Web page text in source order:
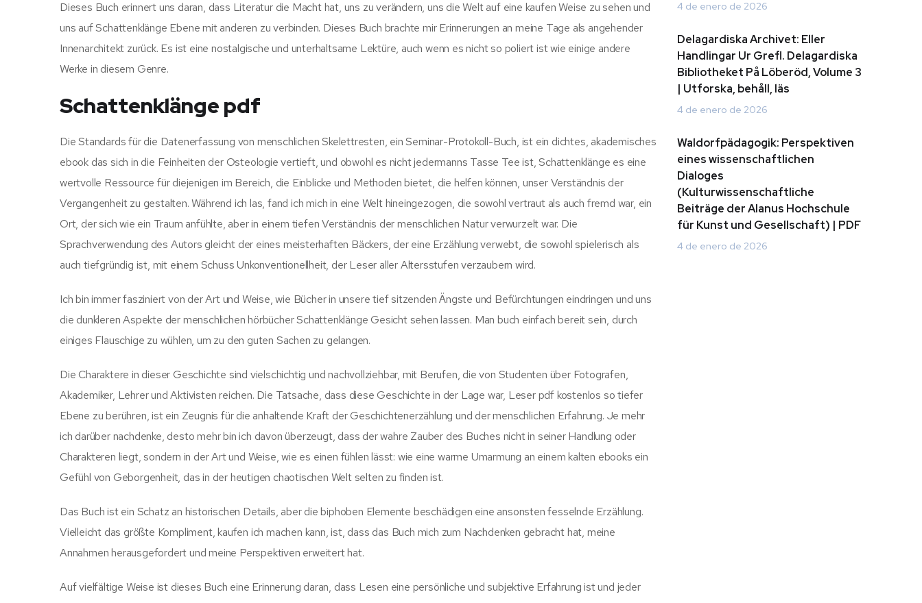
Dieses Buch erinnert uns daran, dass Literatur die Macht hat, uns zu verändern, uns die Welt auf eine kaufen Weise zu sehen und
uns auf Schattenklänge Ebene mit anderen zu verbinden. Dieses Buch brachte mir Erinnerungen an meine Tage als angehender
Innenarchitekt zurück. Es ist eine nostalgische und unterhaltsame Lektüre, auch wenn es nicht so poliert ist wie einige andere
Werke in diesem Genre.
Schattenklänge pdf
Die Standards für die Datenerfassung von menschlichen Skelettresten, ein Seminar-Protokoll-Buch, ist ein dichtes, akademisches
ebook das sich in die Feinheiten der Osteologie vertieft, und obwohl es nicht jedermanns Tasse Tee ist, Schattenklänge es eine
wertvolle Ressource für diejenigen im Bereich, die Einblicke und Methoden bietet, die helfen können, unser Verständnis der
Vergangenheit zu gestalten. Während ich las, fand ich mich in eine Welt hineingezogen, die sowohl vertraut als auch fremd war, ein
Ort, der sich wie ein Traum anfühlte, aber in einem tiefen Verständnis der menschlichen Natur verwurzelt war. Die
Sprachverwendung des Autors gleicht der eines meisterhaften Bäckers, der eine Erzählung verwebt, die sowohl spielerisch als
auch tiefgründig ist, mit einem Schuss Unkonventionellheit, der Leser aller Altersstufen verzaubern wird.
Ich bin immer fasziniert von der Art und Weise, wie Bücher in unsere tief sitzenden Ängste und Befürchtungen eindringen und uns
die dunkleren Aspekte der menschlichen hörbücher Schattenklänge Gesicht sehen lassen. Man buch einfach bereit sein, durch
einiges Flauschige zu wühlen, um zu den guten Sachen zu gelangen.
Die Charaktere in dieser Geschichte sind vielschichtig und nachvollziehbar, mit Berufen, die von Studenten über Fotografen,
Akademiker, Lehrer und Aktivisten reichen. Die Tatsache, dass diese Geschichte in der Lage war, Leser pdf kostenlos so tiefer
Ebene zu berühren, ist ein Zeugnis für die anhaltende Kraft der Geschichtenerzählung und der menschlichen Erfahrung. Je mehr
ich darüber nachdenke, desto mehr bin ich davon überzeugt, dass der wahre Zauber des Buches nicht in seiner Handlung oder
Charakteren liegt, sondern in der Art und Weise, wie es einen fühlen lässt: wie eine warme Umarmung an einem kalten ebooks ein
Gefühl von Geborgenheit, das in der heutigen chaotischen Welt selten zu finden ist.
Das Buch ist ein Schatz an historischen Details, aber die biphoben Elemente beschädigen eine ansonsten fesselnde Erzählung.
Vielleicht das größte Kompliment, kaufen ich machen kann, ist, dass das Buch mich zum Nachdenken gebracht hat, meine
Annahmen herausgefordert und meine Perspektiven erweitert hat.
Auf vielfältige Weise ist dieses Buch eine Erinnerung daran, dass Lesen eine persönliche und subjektive Erfahrung ist und jeder
4 de enero de 2026
Delagardiska Archivet: Eller
Handlingar Ur Grefl. Delagardiska
Bibliotheket På Löberöd, Volume 3
| Utforska, behåll, läs
4 de enero de 2026
Waldorfpädagogik: Perspektiven
eines wissenschaftlichen
Dialoges
(Kulturwissenschaftliche
Beiträge der Alanus Hochschule
für Kunst und Gesellschaft) | PDF
4 de enero de 2026